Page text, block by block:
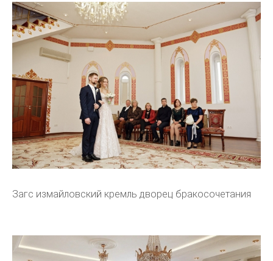
Загс измайловский кремль дворец бракосочетания